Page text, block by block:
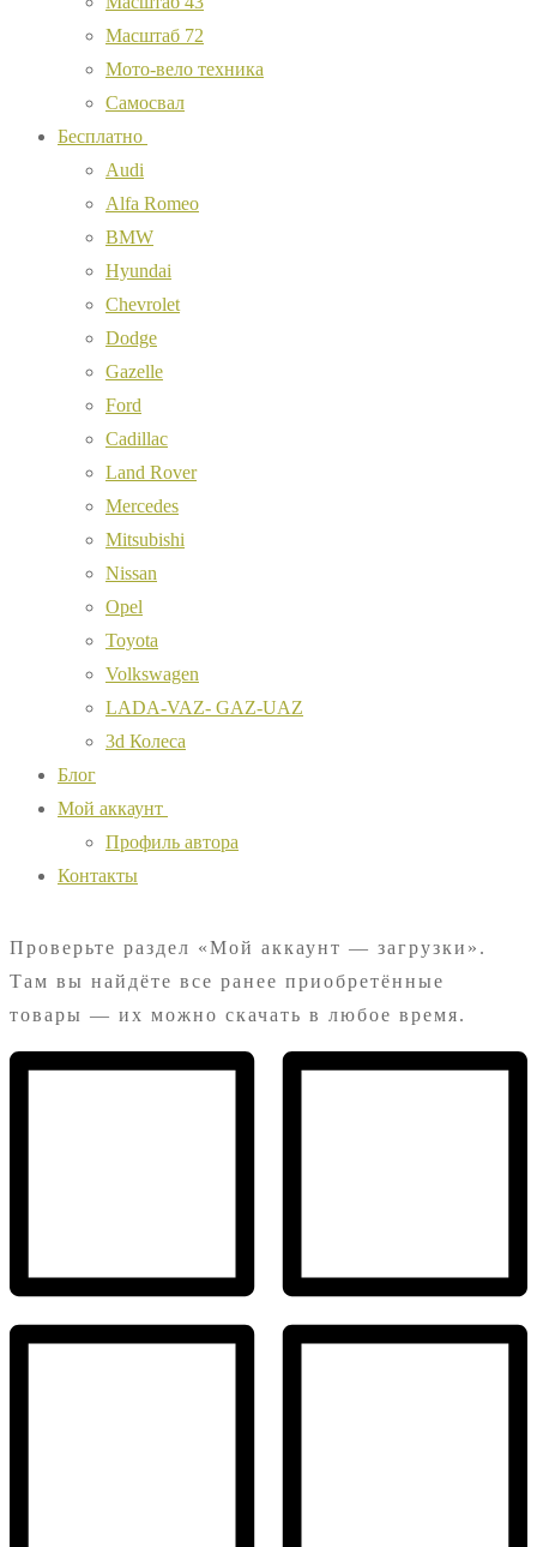
Масштаб 72
Мото-вело техника
Самосвал
Бесплатно
Audi
Alfa Romeo
BMW
Hyundai
Chevrolet
Dodge
Gazelle
Ford
Cadillac
Land Rover
Mercedes
Mitsubishi
Nissan
Opel
Toyota
Volkswagen
LADA-VAZ- GAZ-UAZ
3d Колеса
Блог
Мой аккаунт
Профиль автора
Контакты
Проверьте раздел «Мой аккаунт — загрузки».
Там вы найдёте все ранее приобретённые
товары — их можно скачать в любое время.